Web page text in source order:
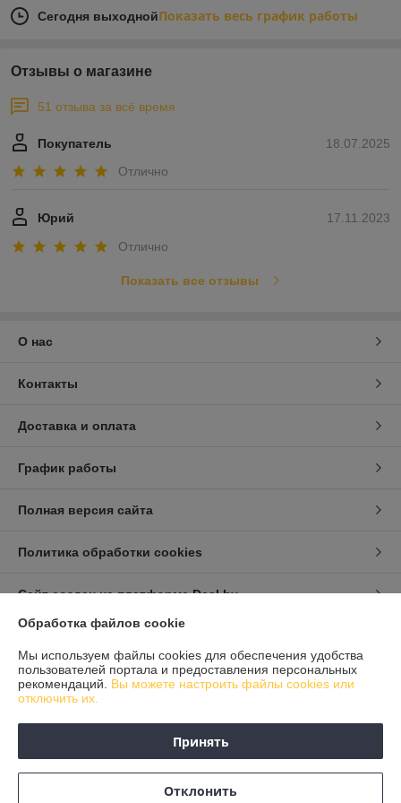
Сегодня выходнойПоказать весь график работы
Отзывы о магазине
51 отзыва за всё время
18.07.2025
Покупатель
Отлично
17.11.2023
Юрий
Отлично
Показать все отзывы
О нас
Контакты
Доставка и оплата
График работы
Полная версия сайта
Политика обработки cookies
Сайт создан на платформе Deal.by
Информация для покупателя
Юридическое лицо: ЗАО "Гсмторгсервис"
220024, г. Минск, ул. Кижеватова, 7-2, офис1301
Регистрационный орган: Минский горисполком
Обработка файлов cookie
Мы используем файлы cookies для обеспечения удобства
пользователей портала и предоставления персональных
рекомендаций. Вы можете настроить файлы cookies или
отключить их.
Принять
Отклонить